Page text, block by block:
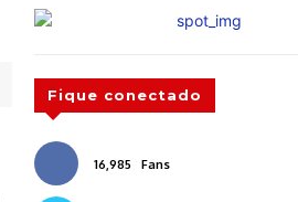
Fique conectado
16,985 Fans